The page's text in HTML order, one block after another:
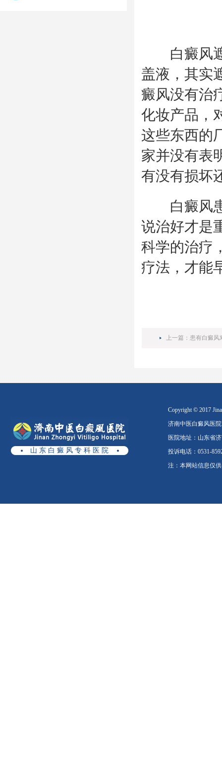
白癜风遮
盖液，其实
癜风没有治
化妆产品，
这些东西的
家并没有表
有没有损坏
白癜风患
说治好才是
科学的治疗
疗法，才能
上一篇： 患有白癜风
山 东 白 癜 风 专 科 医 院
Copyright © 2017
济南中医白癜风医
医院地址：山东省
投诉电话：0531-
注：本网站信息仅